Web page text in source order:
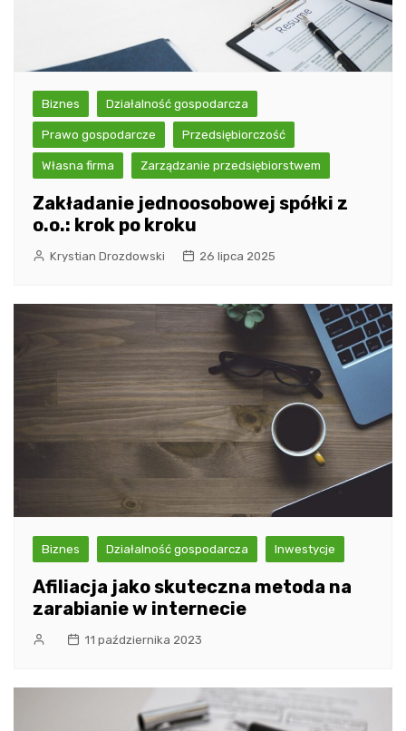
Biznes Działalność gospodarcza
Prawo gospodarcze Przedsiębiorczość
Własna firma Zarządzanie przedsiębiorstwem
Zakładanie jednoosobowej spółki z
o.o.: krok po kroku
Krystian Drozdowski 26 lipca 2025
Biznes Działalność gospodarcza Inwestycje
Afiliacja jako skuteczna metoda na
zarabianie w internecie
11 października 2023